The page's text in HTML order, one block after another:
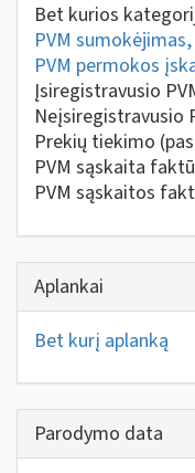
Bet kurios
PVM
PVM permokos
Įsiregistravusio
Neįsiregistravusio
Prekių tiekimo
PVM sąskaita
PVM sąskaitos
Aplankai
Bet kurį aplanką
Parodymo data